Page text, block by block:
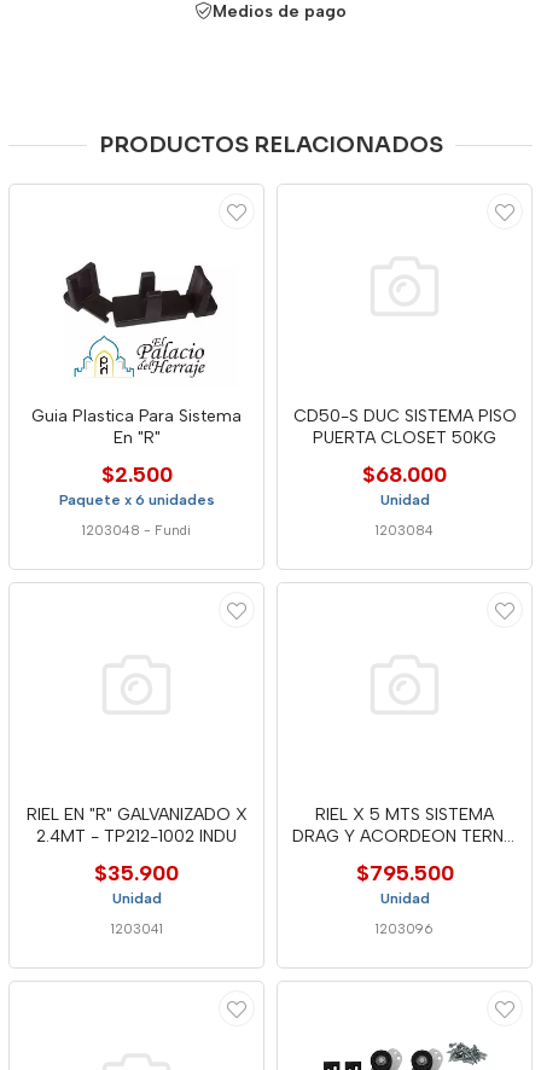
Medios de pago
PRODUCTOS RELACIONADOS
Guia Plastica Para Sistema
En "R"
$2.500
Paquete x 6 unidades
1203048 - Fundi
CD50-S DUC SISTEMA PISO
PUERTA CLOSET 50KG
$68.000
Unidad
1203084
RIEL EN "R" GALVANIZADO X
2.4MT - TP212-1002 INDU
$35.900
Unidad
1203041
RIEL X 5 MTS SISTEMA
DRAG Y ACORDEON TERNO
$795.500
Unidad
1203096